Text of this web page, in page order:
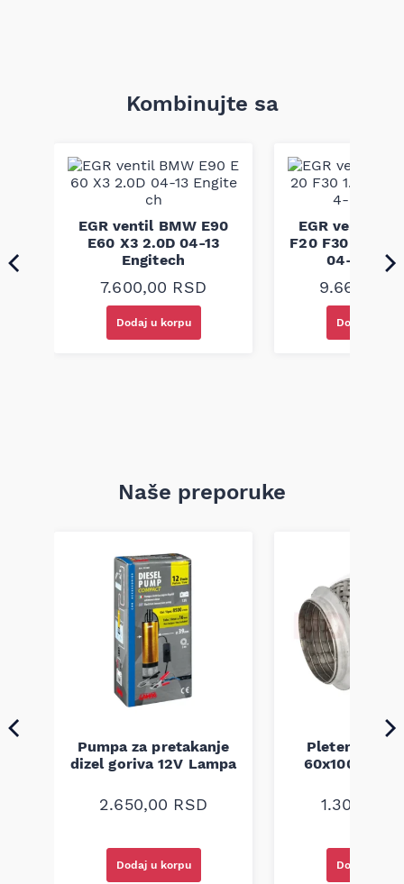
ključno za efikasno funkcionisanje motora. Preporučuje se da
se kompatibilnost proveri po broju šasije (VIN) – to je jedini
Kombinujte sa
EGR ventil BMW E90
E60 X3 2.0D 04-13
Engitech
7.600,00 RSD
Dodaj u korpu
EGR ventil
F20 F30 1.6D
04-
9.660,00
Dodaj u
Naše preporuke
Pumpa za pretakanje
dizel goriva 12V Lampa
2.650,00 RSD
Dodaj u korpu
Pletenica
60x100
1.300,00
Dodaj u